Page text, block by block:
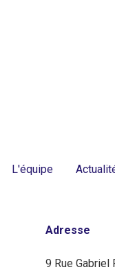
L'équipe
Adresse
9 Rue Gabriel